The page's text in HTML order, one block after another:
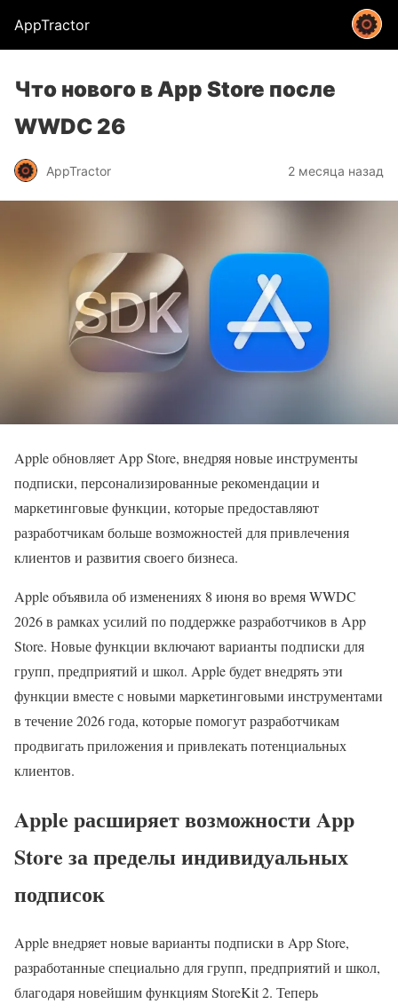
AppTractor
Что нового в App Store после
WWDC 26
AppTractor 2 месяца назад
Apple обновляет App Store, внедряя новые инструменты
подписки, персонализированные рекомендации и
маркетинговые функции, которые предоставляют
разработчикам больше возможностей для привлечения
клиентов и развития своего бизнеса.
Apple объявила об изменениях 8 июня во время WWDC
2026 в рамках усилий по поддержке разработчиков в App
Store. Новые функции включают варианты подписки для
групп, предприятий и школ. Apple будет внедрять эти
функции вместе с новыми маркетинговыми инструментами
в течение 2026 года, которые помогут разработчикам
продвигать приложения и привлекать потенциальных
клиентов.
Apple расширяет возможности App
Store за пределы индивидуальных
подписок
Apple внедряет новые варианты подписки в App Store,
разработанные специально для групп, предприятий и школ,
благодаря новейшим функциям StoreKit 2. Теперь